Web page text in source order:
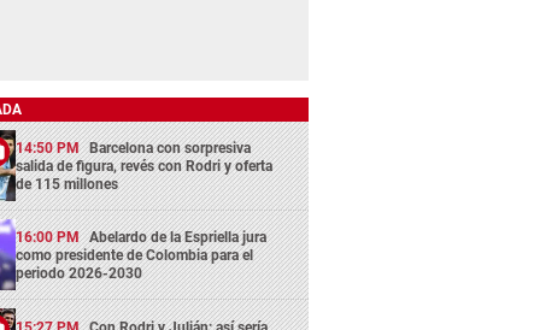
14:50 PM Barcelona con sorpresiva
salida de figura, revés con Rodri y oferta
de 115 millones
16:00 PM Abelardo de la Espriella jura
como presidente de Colombia para el
periodo 2026-2030